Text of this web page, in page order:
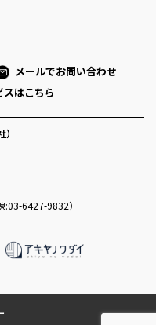
メールでお問い合わせ
はこちら
:03-6427-9832）